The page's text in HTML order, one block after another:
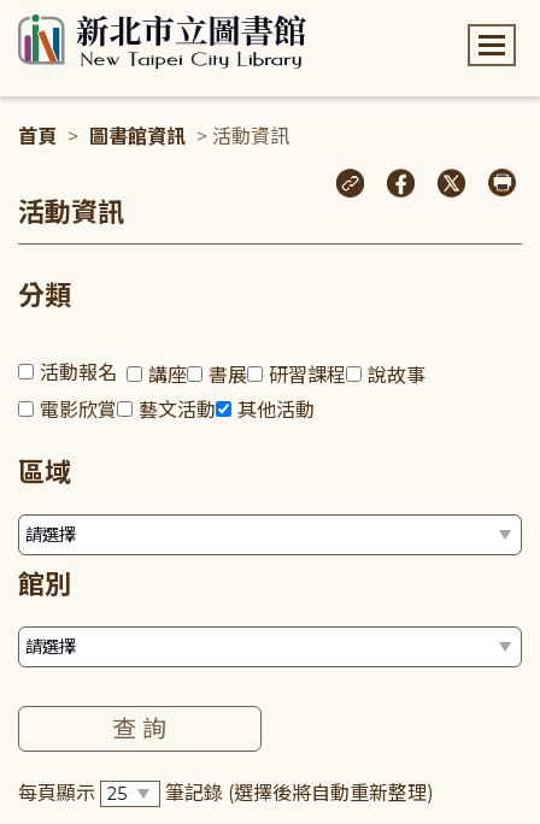
首頁 > 圖書館資訊 > 活動資訊
活動資訊
分類
活動報名 講座 書展 研習課程
說故事
電影欣賞
藝文活動 其他活動
區域
館別
每頁顯示 筆記錄 (選擇後將自動重新整理)